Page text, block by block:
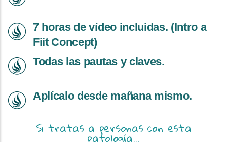
7 horas de vídeo incluidas. (Intro a
Fiit Concept)
Todas las pautas y claves.
Aplícalo desde mañana mismo.
Si tratas a personas con esta